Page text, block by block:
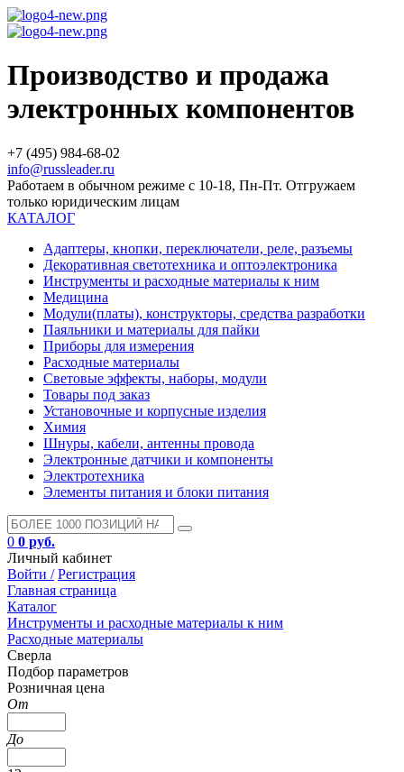
Производство и продажа
электронных компонентов
+7 (495) 984-68-02
info@russleader.ru
Работаем в обычном режиме с 10-18, Пн-Пт. Отгружаем
только юридическим лицам
КАТАЛОГ
Адаптеры, кнопки, переключатели, реле, разъемы
Декоративная светотехника и оптоэлектроника
Инструменты и расходные материалы к ним
Медицина
Модули(платы), конструкторы, средства разработки
Паяльники и материалы для пайки
Приборы для измерения
Расходные материалы
Световые эффекты, наборы, модули
Товары под заказ
Установочные и корпусные изделия
Химия
Шнуры, кабели, антенны провода
Электронные датчики и компоненты
Электротехника
Элементы питания и блоки питания
0 0 руб.
Личный кабинет
Войти / Регистрация
Главная страница
Каталог
Инструменты и расходные материалы к ним
Расходные материалы
Сверла
Подбор параметров
Розничная цена
От
До